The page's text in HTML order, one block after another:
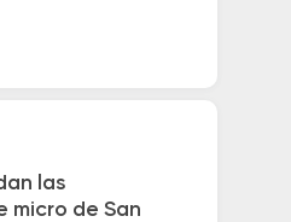
las
micro de San